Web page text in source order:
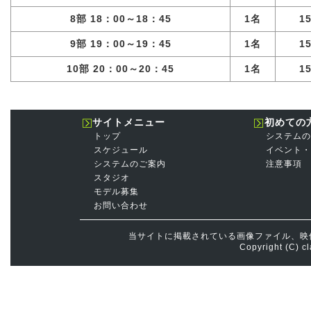
8部 18：00～18：45 1名
9部 19：00～19：45 1名
10部 20：00～20：45 1名
サイトメニュー
トップ
スケジュール
システムのご案内
スタジオ
モデル募集
お問い合わせ
初めての
システム
イベント
注意事項
当サイトに掲載されている画像ファイル、
Copyright (C)